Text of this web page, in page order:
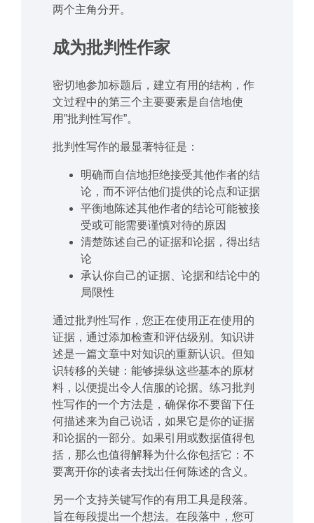
两个主角分开。
成为批判性作家
密切地参加标题后，建立有用的结构，作
文过程中的第三个主要要素是自信地使
用”批判性写作”。
批判性写作的最显著特征是：
明确而自信地拒绝接受其他作者的结
论，而不评估他们提供的论点和证据
平衡地陈述其他作者的结论可能被接
受或可能需要谨慎对待的原因
清楚陈述自己的证据和论据，得出结
论
承认你自己的证据、论据和结论中的
局限性
通过批判性写作，您正在使用正在使用的
证据，通过添加检查和评估级别。知识讲
述是一篇文章中对知识的重新认识。但知
识转移的关键：能够操纵这些基本的原材
料，以便提出令人信服的论据。练习批判
性写作的一个方法是，确保你不要留下任
何描述来为自己说话，如果它是你的证据
和论据的一部分。如果引用或数据值得包
括，那么也值得解释为什么你包括它：不
要离开你的读者去找出任何陈述的含义。
另一个支持关键写作的有用工具是段落。
旨在每段提出一个想法。在段落中，您可